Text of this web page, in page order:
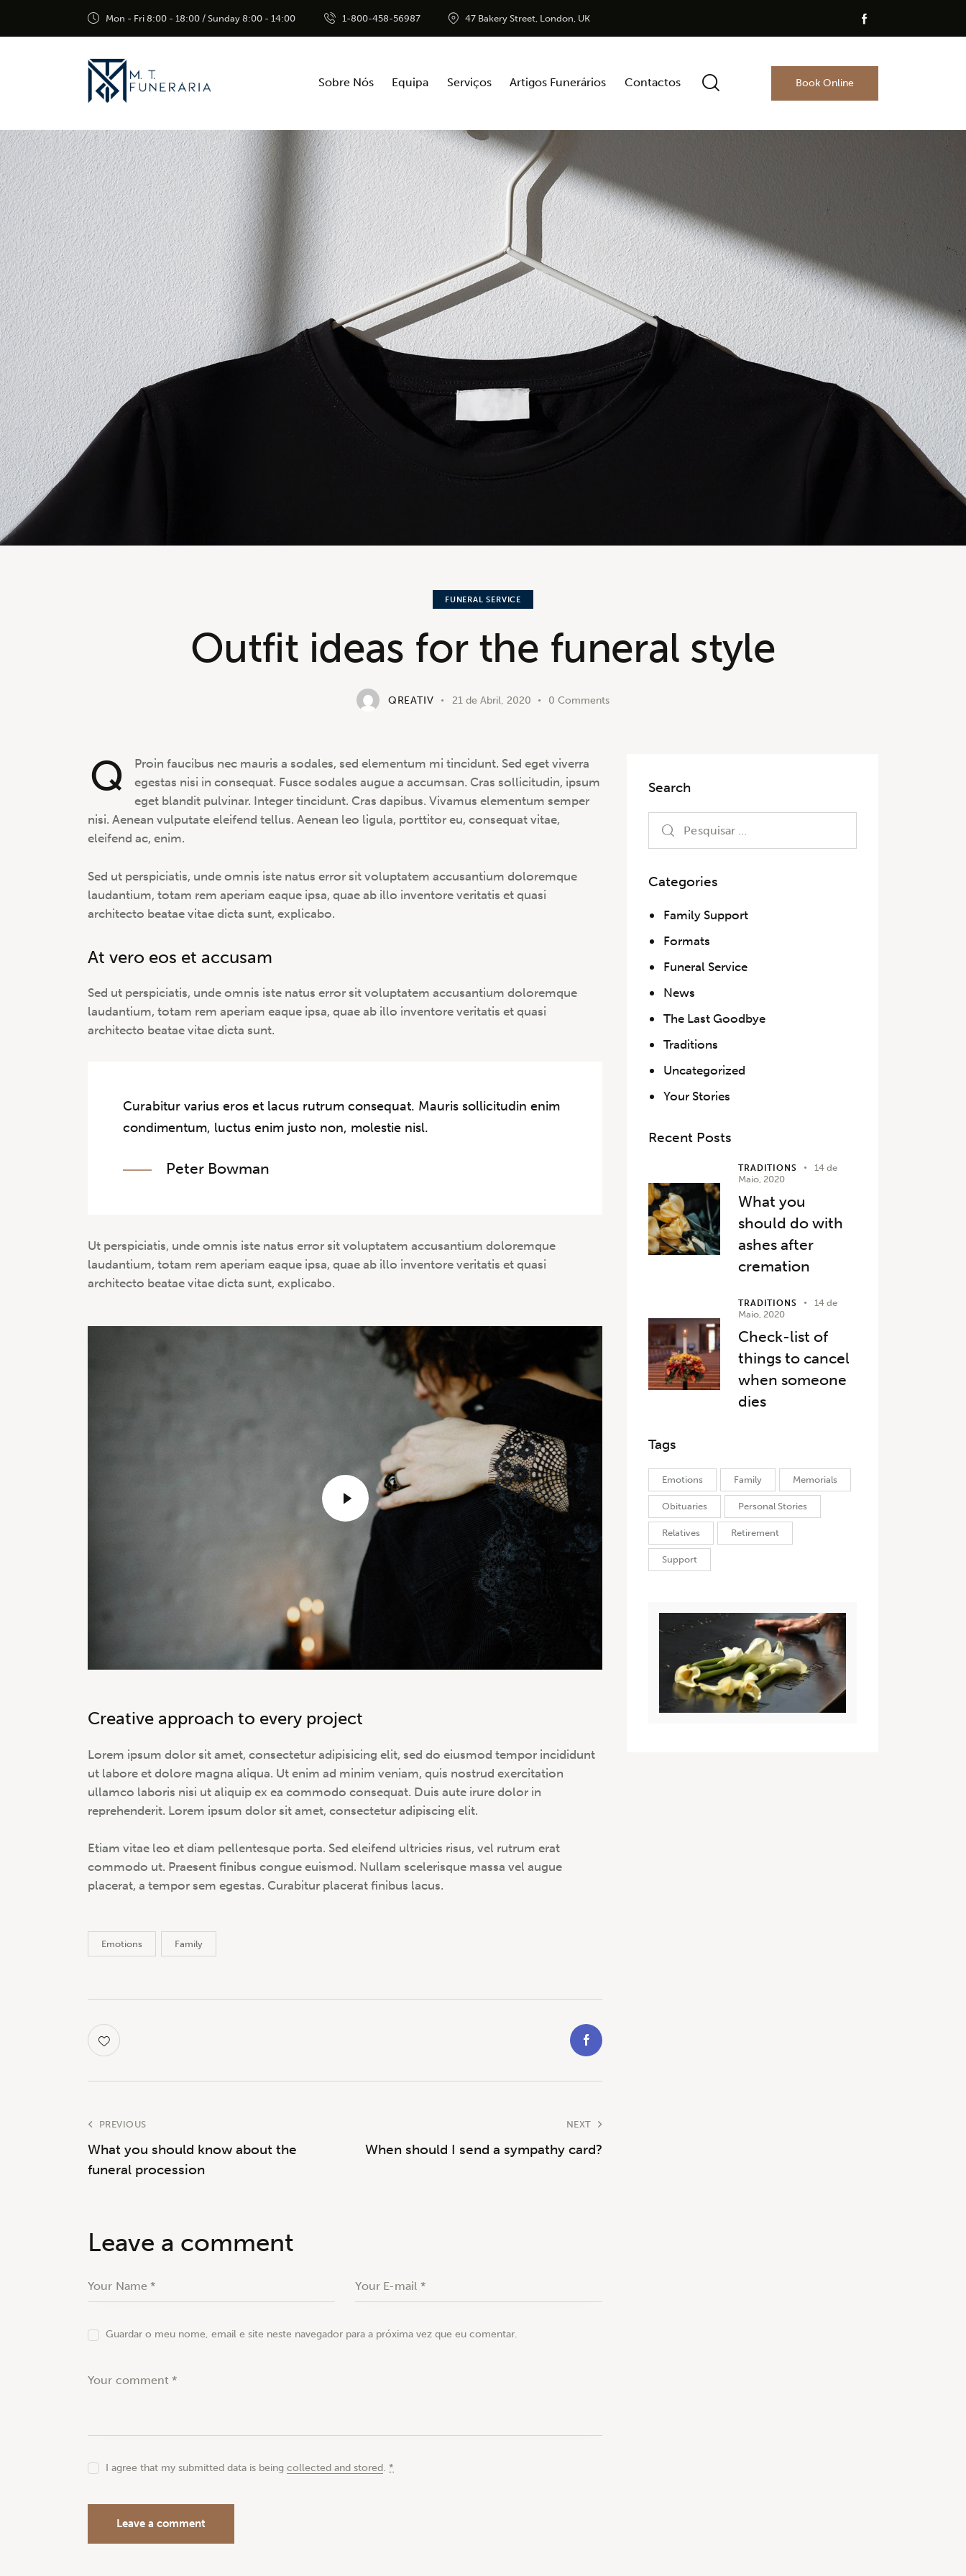
Mon - Fri 8:00 - 18:00 / Sunday 8:00 - 14:00 1-800-458-56987 47 Bakery Street, London, UK
Sobre Nós Equipa Serviços Artigos Funerários Contactos Book Online
FUNERAL SERVICE
Outfit ideas for the funeral style
QREATIV 21 de Abril, 2020 0 Comments
Q
Proin faucibus nec mauris a sodales, sed elementum mi tincidunt. Sed eget viverra
egestas nisi in consequat. Fusce sodales augue a accumsan. Cras sollicitudin, ipsum
eget blandit pulvinar. Integer tincidunt. Cras dapibus. Vivamus elementum semper
nisi. Aenean vulputate eleifend tellus. Aenean leo ligula, porttitor eu, consequat vitae,
eleifend ac, enim.
Sed ut perspiciatis, unde omnis iste natus error sit voluptatem accusantium doloremque
laudantium, totam rem aperiam eaque ipsa, quae ab illo inventore veritatis et quasi
architecto beatae vitae dicta sunt, explicabo.
At vero eos et accusam
Sed ut perspiciatis, unde omnis iste natus error sit voluptatem accusantium doloremque
laudantium, totam rem aperiam eaque ipsa, quae ab illo inventore veritatis et quasi
architecto beatae vitae dicta sunt.
Curabitur varius eros et lacus rutrum consequat. Mauris sollicitudin enim
condimentum, luctus enim justo non, molestie nisl.
Peter Bowman
Ut perspiciatis, unde omnis iste natus error sit voluptatem accusantium doloremque
laudantium, totam rem aperiam eaque ipsa, quae ab illo inventore veritatis et quasi
architecto beatae vitae dicta sunt, explicabo.
Creative approach to every project
Lorem ipsum dolor sit amet, consectetur adipisicing elit, sed do eiusmod tempor incididunt
ut labore et dolore magna aliqua. Ut enim ad minim veniam, quis nostrud exercitation
ullamco laboris nisi ut aliquip ex ea commodo consequat. Duis aute irure dolor in
reprehenderit. Lorem ipsum dolor sit amet, consectetur adipiscing elit.
Etiam vitae leo et diam pellentesque porta. Sed eleifend ultricies risus, vel rutrum erat
commodo ut. Praesent finibus congue euismod. Nullam scelerisque massa vel augue
placerat, a tempor sem egestas. Curabitur placerat finibus lacus.
Emotions Family
PREVIOUS
What you should know about the
funeral procession
NEXT
When should I send a sympathy card?
Leave a comment
Guardar o meu nome, email e site neste navegador para a próxima vez que eu comentar.
I agree that my submitted data is beingcollected and stored.*
Search
Categories
Family Support
Formats
Funeral Service
News
The Last Goodbye
Traditions
Uncategorized
Your Stories
Recent Posts
TRADITIONS
14 de
Maio, 2020
What you
should do with
ashes after
cremation
TRADITIONS
14 de
Maio, 2020
Check-list of
things to cancel
when someone
dies
Tags
Emotions Family Memorials
Obituaries Personal Stories
Relatives Retirement
Support